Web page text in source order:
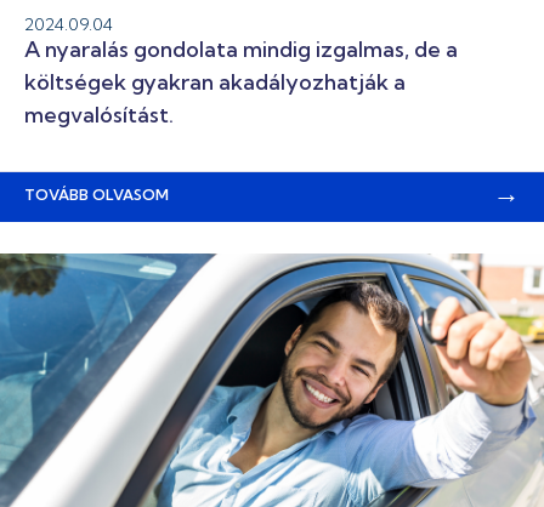
2024.09.04
A nyaralás gondolata mindig izgalmas, de a
költségek gyakran akadályozhatják a
megvalósítást.
TOVÁBB OLVASOM →